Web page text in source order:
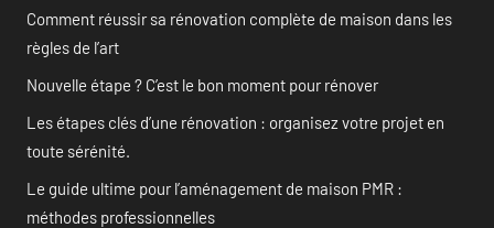
Comment réussir sa rénovation complète de maison dans les
règles de l’art
Nouvelle étape ? C’est le bon moment pour rénover
Les étapes clés d’une rénovation : organisez votre projet en
toute sérénité.
Le guide ultime pour l’aménagement de maison PMR :
méthodes professionnelles